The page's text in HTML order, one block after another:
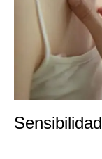
Sensibilidad